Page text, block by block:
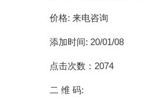
价格: 来电咨询
添加时间: 20/01/08
点击次数： 2074
二 维 码: